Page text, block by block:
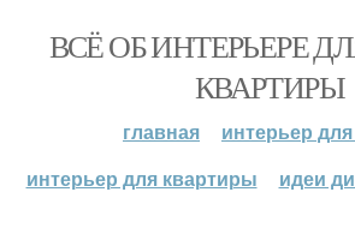
ВСЁ ОБ ИНТЕРЬЕРЕ
КВАРТИРЫ
главная
интерьер
интерьер для квартиры
идеи